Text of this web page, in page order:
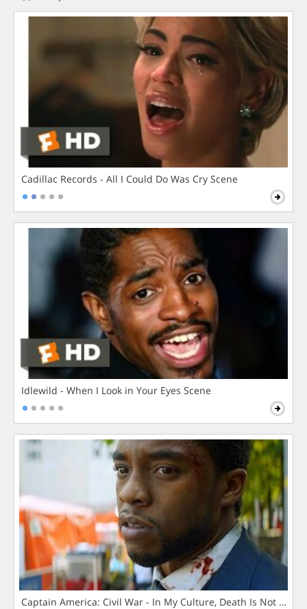
Cadillac Records - All I Could Do Was Cry Scene
Idlewild - When I Look in Your Eyes Scene
Captain America: Civil War - In My Culture, Death Is Not The